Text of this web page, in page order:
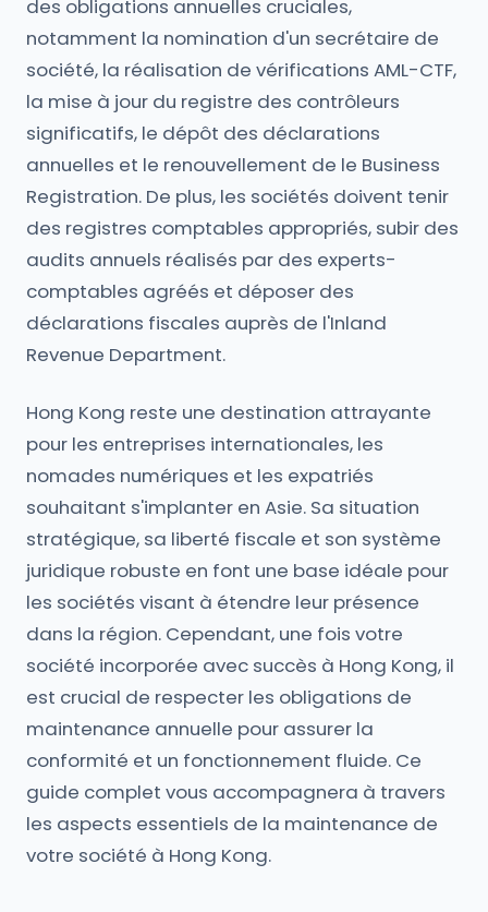
des obligations annuelles cruciales,
notamment la nomination d'un secrétaire de
société, la réalisation de vérifications AML-CTF,
la mise à jour du registre des contrôleurs
significatifs, le dépôt des déclarations
annuelles et le renouvellement de le Business
Registration. De plus, les sociétés doivent tenir
des registres comptables appropriés, subir des
audits annuels réalisés par des experts-
comptables agréés et déposer des
déclarations fiscales auprès de l'Inland
Revenue Department.
Hong Kong reste une destination attrayante
pour les entreprises internationales, les
nomades numériques et les expatriés
souhaitant s'implanter en Asie. Sa situation
stratégique, sa liberté fiscale et son système
juridique robuste en font une base idéale pour
les sociétés visant à étendre leur présence
dans la région. Cependant, une fois votre
société incorporée avec succès à Hong Kong, il
est crucial de respecter les obligations de
maintenance annuelle pour assurer la
conformité et un fonctionnement fluide. Ce
guide complet vous accompagnera à travers
les aspects essentiels de la maintenance de
votre société à Hong Kong.